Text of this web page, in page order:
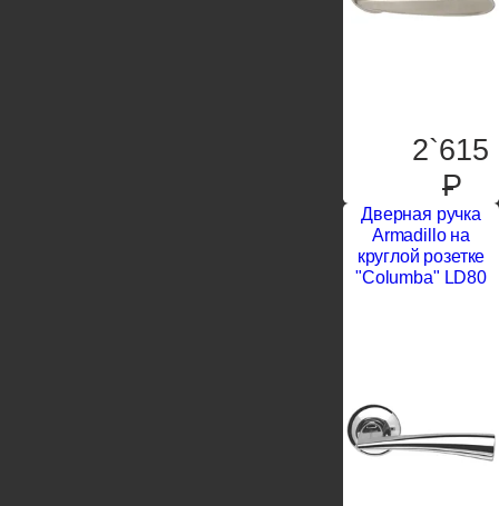
2`615
P
Дверная ручка
Armadillo на
круглой розетке
"Columba" LD80